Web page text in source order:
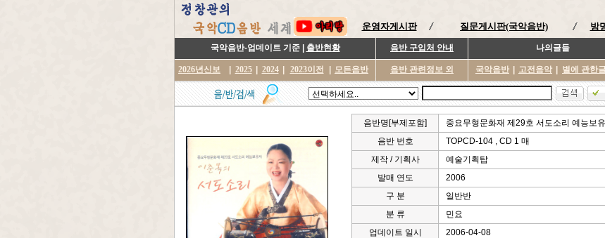
운영자게시판 질문게시판(국악음반) 방
국악음반-업데이트 기준 | 출반현황 음반 구입처 안내 나의글들
2026년신보 2025 2024 2023이전 모든음반 음반 관련정보 외 국악음반 고전음악 별에 관한
음반명[부제포함]
중요무형문화재 제29호 서도소리 예능보
음반 번호
TOPCD-104 , CD 1 매
제작 / 기획사
예술기획탑
발매 연도
2006
구 분
일반반
분 류
민요
업데이트 일시
2006-04-08